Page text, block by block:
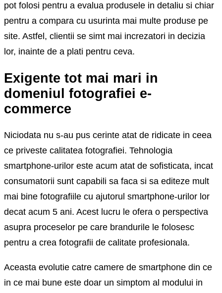
pot folosi pentru a evalua produsele in detaliu si chiar
pentru a compara cu usurinta mai multe produse pe
site. Astfel, clientii se simt mai increzatori in decizia
lor, inainte de a plati pentru ceva.
Exigente tot mai mari in
domeniul fotografiei e-
commerce
Niciodata nu s-au pus cerinte atat de ridicate in ceea
ce priveste calitatea fotografiei. Tehnologia
smartphone-urilor este acum atat de sofisticata, incat
consumatorii sunt capabili sa faca si sa editeze mult
mai bine fotografiile cu ajutorul smartphone-urilor lor
decat acum 5 ani. Acest lucru le ofera o perspectiva
asupra proceselor pe care brandurile le folosesc
pentru a crea fotografii de calitate profesionala.
Aceasta evolutie catre camere de smartphone din ce
in ce mai bune este doar un simptom al modului in